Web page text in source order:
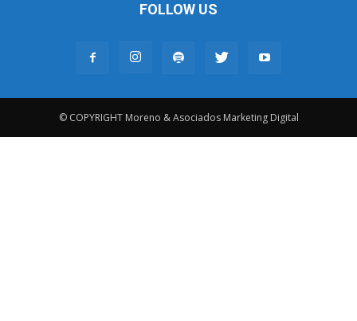
FOLLOW US
© COPYRIGHT Moreno & Asociados Marketing Digital